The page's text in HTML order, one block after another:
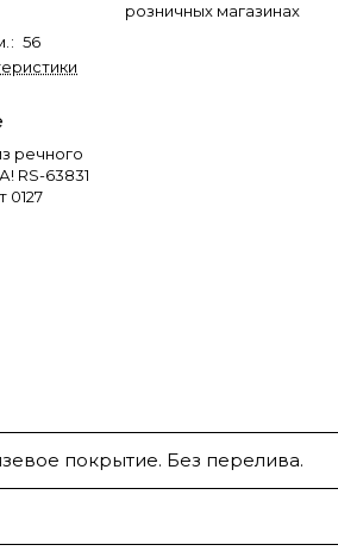
: 56
речного
RS-63831
0127
розничных магазинах
покрытие. Без перелива.